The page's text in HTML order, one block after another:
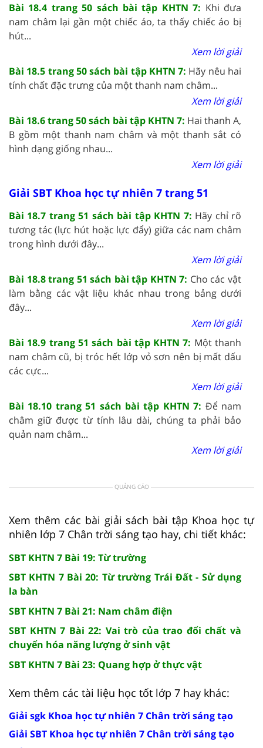
Bài 18.4 trang 50 sách bài tập KHTN 7: Khi đưa
nam châm lại gần một chiếc áo, ta thấy chiếc áo bị
hút...
Xem lời giải
Bài 18.5 trang 50 sách bài tập KHTN 7: Hãy nêu hai
tính chất đặc trưng của một thanh nam châm...
Xem lời giải
Bài 18.6 trang 50 sách bài tập KHTN 7: Hai thanh A,
B gồm một thanh nam châm và một thanh sắt có
hình dạng giống nhau...
Xem lời giải
Giải SBT Khoa học tự nhiên 7 trang 51
Bài 18.7 trang 51 sách bài tập KHTN 7: Hãy chỉ rõ
tương tác (lực hút hoặc lực đẩy) giữa các nam châm
trong hình dưới đây...
Xem lời giải
Bài 18.8 trang 51 sách bài tập KHTN 7: Cho các vật
làm bằng các vật liệu khác nhau trong bảng dưới
đây...
Xem lời giải
Bài 18.9 trang 51 sách bài tập KHTN 7: Một thanh
nam châm cũ, bị tróc hết lớp vỏ sơn nên bị mất dấu
các cực...
Xem lời giải
Bài 18.10 trang 51 sách bài tập KHTN 7: Để nam
châm giữ được từ tính lâu dài, chúng ta phải bảo
quản nam châm...
Xem lời giải
QUẢNG CÁO
Xem thêm các bài giải sách bài tập Khoa học tự
nhiên lớp 7 Chân trời sáng tạo hay, chi tiết khác:
SBT KHTN 7 Bài 19: Từ trường
SBT KHTN 7 Bài 20: Từ trường Trái Đất - Sử dụng
la bàn
SBT KHTN 7 Bài 21: Nam châm điện
SBT KHTN 7 Bài 22: Vai trò của trao đổi chất và
chuyển hóa năng lượng ở sinh vật
SBT KHTN 7 Bài 23: Quang hợp ở thực vật
Xem thêm các tài liệu học tốt lớp 7 hay khác:
Giải sgk Khoa học tự nhiên 7 Chân trời sáng tạo
Giải SBT Khoa học tự nhiên 7 Chân trời sáng tạo